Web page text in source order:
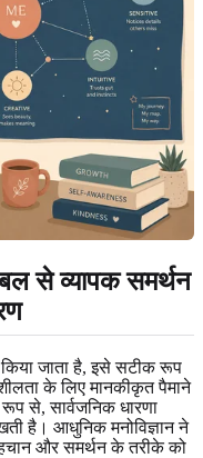
से व्यापक समर्थन
किया जाता है, इसे सटीक रूप
के लिए मानकीकृत पैमाने
से, सार्वजनिक धारणा
है। आधुनिक मनोविज्ञान ने
और समर्थन के तरीके को